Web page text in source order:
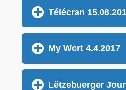
Télécran
My Wort 4.4.2017
Lëtzebuerger